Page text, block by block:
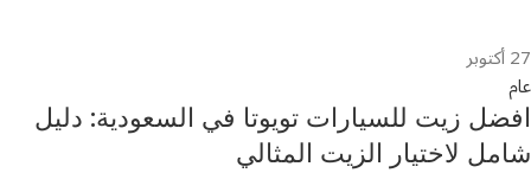
27أكتوبر
عام
افضل زيت للسيارات تويوتا في السعودية: دليل
شامل لاختيار الزيت المثالي